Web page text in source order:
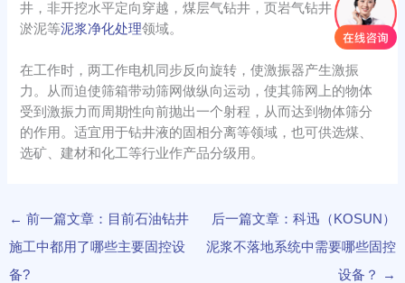
井，非开挖水平定向穿越，煤层气钻井，页岩气钻井，河道
淤泥等泥浆净化处理领域。
在工作时，两工作电机同步反向旋转，使激振器产生激振
力。从而迫使筛箱带动筛网做纵向运动，使其筛网上的物体
受到激振力而周期性向前抛出一个射程，从而达到物体筛分
的作用。适宜用于钻井液的固相分离等领域，也可供选煤、
选矿、建材和化工等行业作产品分级用。
← 前一篇文章：目前石油钻井
施工中都用了哪些主要固控设
备?
后一篇文章：科迅（KOSUN）
泥浆不落地系统中需要哪些固控
设备？
→